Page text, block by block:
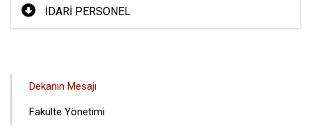
İDARI PERSONEL
ANA
MENÜSÜ
Dekanın Mesajı
Fakülte Yönetimi